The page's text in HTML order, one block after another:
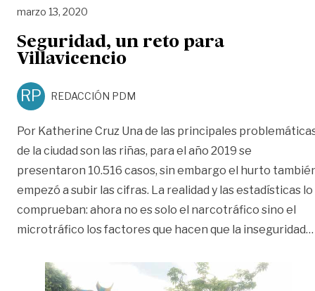
marzo 13, 2020
Seguridad, un reto para
Villavicencio
RP REDACCIÓN PDM
Por Katherine Cruz Una de las principales
de la ciudad son las riñas, para el año 2019 se
presentaron 10.516 casos, sin embargo el hurto
empezó a subir las cifras. La realidad y las estadísticas lo
comprueban: ahora no es solo el narcotráfico sino el
microtráfico los factores que hacen que la inseguridad…